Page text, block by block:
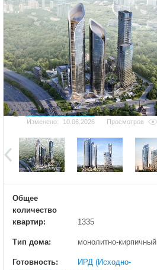
Добавить фотографию
Изменено:
10.06.2026 Просмотров
Общее
количество
квартир:
1335
Тип дома: монолитно-кирпичный
Готовность:
ИРД (Исходно-